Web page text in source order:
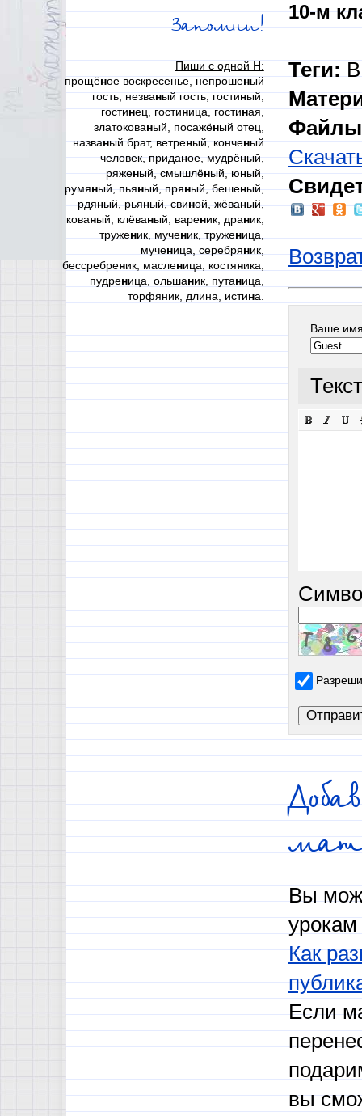
Запомни!
Пиши с одной Н:
прощёное воскресенье, непрошеный
гость, незваный гость, гостиный,
гостинец, гостиница, гостиная,
златокованый, посажёный отец,
названый брат, ветреный, конченый
человек, приданое, мудрёный,
ряженый, смышлёный, юный,
румяный, пьяный, пряный, бешеный,
рдяный, рьяный, свиной, жёваный,
кованый, клёваный, вареник, драник,
труженик, мученик, труженица,
мученица, серебряник,
бессребреник, масленица, костяника,
пудреница, ольшаник, путаница,
торфяник, длина, истина.
10-м
Теги:
Файлы
Ваше
Вы
урокам
Как
Если
вы